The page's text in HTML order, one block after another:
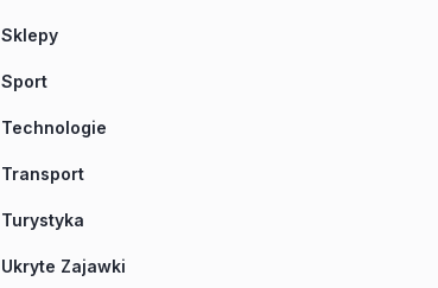
Sklepy
Sport
Technologie
Transport
Turystyka
Ukryte Zajawki